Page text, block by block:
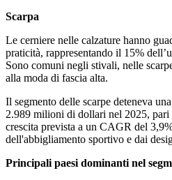
Scarpa
Le cerniere nelle calzature hanno
praticità, rappresentando il 15%
Sono comuni negli stivali, nelle
alla moda di fascia alta.
Il segmento delle scarpe deteneva
2.989 milioni di dollari nel 2025, pari
crescita prevista a un CAGR del
dell'abbigliamento sportivo e dai
Principali paesi dominanti nel